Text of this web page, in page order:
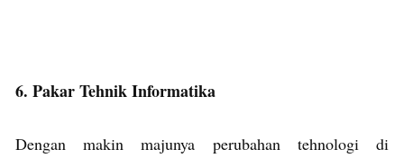
6. Pakar Tehnik Informatika
Dengan makin majunya perubahan tehnologi di